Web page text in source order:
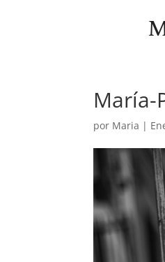
María-
por Maria |